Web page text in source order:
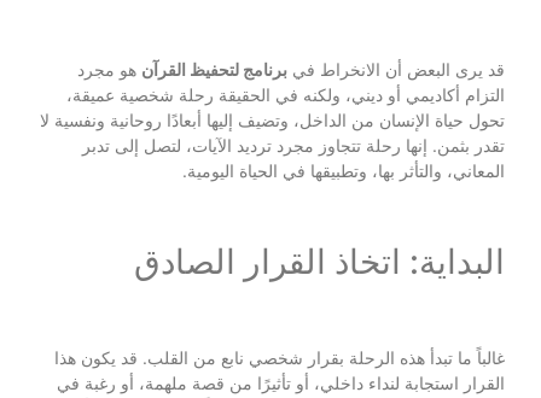
قد يرى البعض أن الانخراط في برنامج لتحفيظ القرآن هو مجرد
التزام أكاديمي أو ديني، ولكنه في الحقيقة رحلة شخصية عميقة،
تحول حياة الإنسان من الداخل، وتضيف إليها أبعادًا روحانية ونفسية لا
تقدر بثمن. إنها رحلة تتجاوز مجرد ترديد الآيات، لتصل إلى تدبر
المعاني، والتأثر بها، وتطبيقها في الحياة اليومية.
البداية: اتخاذ القرار الصادق
غالباً ما تبدأ هذه الرحلة بقرار شخصي نابع من القلب. قد يكون هذا
القرار استجابة لنداء داخلي، أو تأثيرًا من قصة ملهمة، أو رغبة في